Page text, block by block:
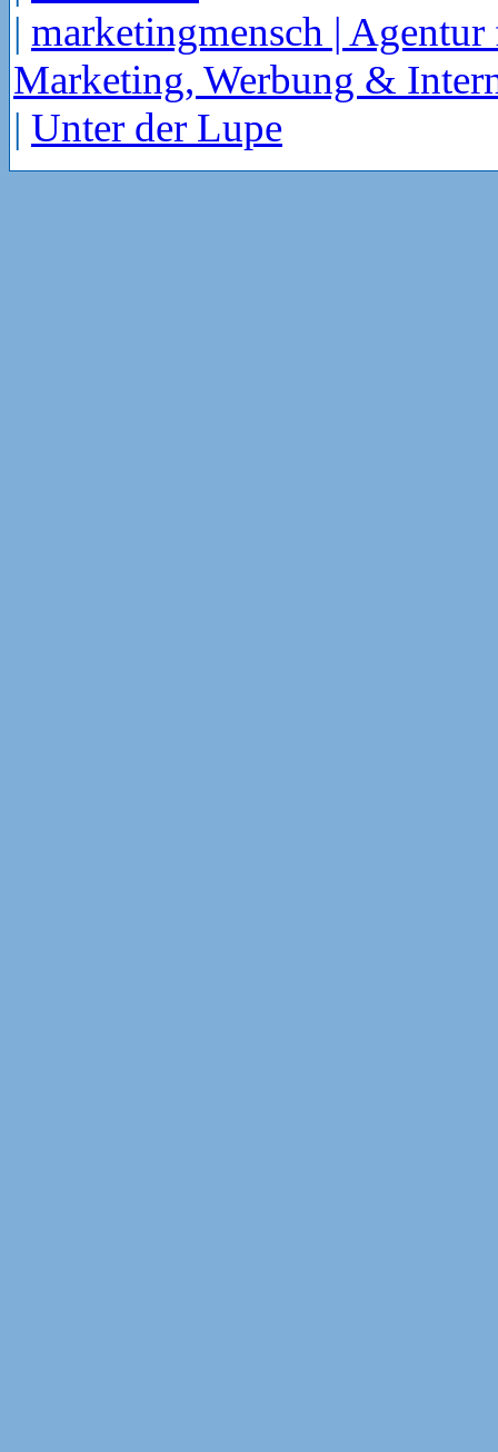
| marketingmensch | Agentur
Marketing, Werbung &
| Unter der Lupe